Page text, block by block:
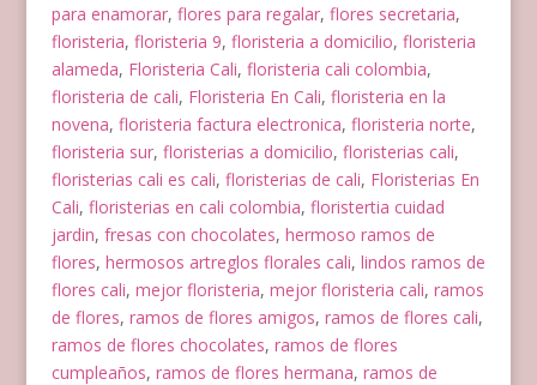
para enamorar, flores para regalar, flores secretaria,
floristeria, floristeria 9, floristeria a domicilio, floristeria
alameda, Floristeria Cali, floristeria cali colombia,
floristeria de cali, Floristeria En Cali, floristeria en la
novena, floristeria factura electronica, floristeria norte,
floristeria sur, floristerias a domicilio, floristerias cali,
floristerias cali es cali, floristerias de cali, Floristerias En
Cali, floristerias en cali colombia, floristertia cuidad
jardin, fresas con chocolates, hermoso ramos de
flores, hermosos artreglos florales cali, lindos ramos de
flores cali, mejor floristeria, mejor floristeria cali, ramos
de flores, ramos de flores amigos, ramos de flores cali,
ramos de flores chocolates, ramos de flores
cumpleaños, ramos de flores hermana, ramos de